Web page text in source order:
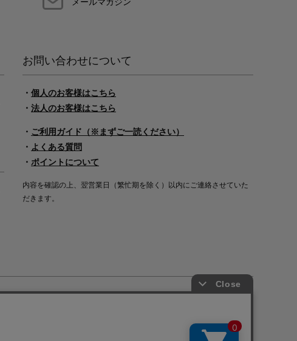
お問い合わせについて
・ 個人のお客様はこちら
・ 法人のお客様はこちら
・ ご利用ガイド（※まずご一読ください）
・ よくある質問
・ ポイントについて
内容を確認の上、翌営業日（繁忙期を除く）以内にご連絡させていた
だきます。